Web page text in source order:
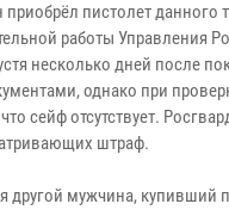
пистолет данного
работы Управления
несколько дней после
однако при
сейф отсутствует.
штраф.
другой мужчина, купивший